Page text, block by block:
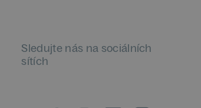
Sledujte nás na sociálních
sítích